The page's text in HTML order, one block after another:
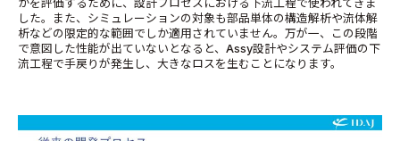
かを評価するために、設計プロセスにおける下流工程で使われてきま
した。また、シミュレーションの対象も部品単体の構造解析や流体解
析などの限定的な範囲でしか適用されていません。万が一、この段階
で意図した性能が出ていないとなると、Assy設計やシステム評価の下
流工程で手戻りが発生し、大きなロスを生むことになります。